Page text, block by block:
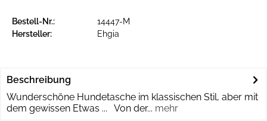
Bestell-Nr.:
14447-M
Hersteller:
Ehgia
Beschreibung
Wunderschöne Hundetasche im klassischen Stil, aber mit
dem gewissen Etwas ... Von der... mehr